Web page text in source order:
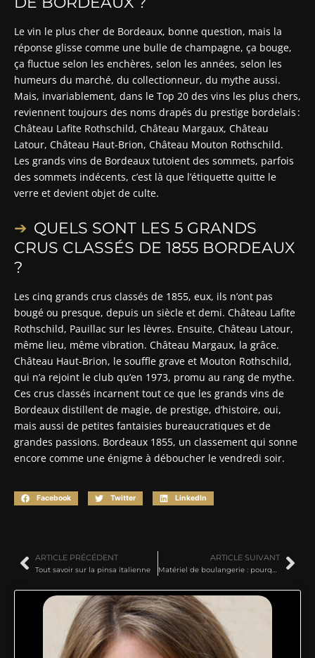
Le vin le plus cher de Bordeaux, bonne question, mais la
réponse glisse comme une bulle de champagne, ça bouge,
ça fluctue selon les enchères, selon les années, selon les
humeurs du marché, du collectionneur, du mythe aussi.
Mais, invariablement, dans le Top 20 des vins les plus chers,
reviennent toujours des noms drapés du prestige bordelais :
Château Lafite Rothschild, Château Margaux, Château
Latour, Château Haut-Brion, Château Mouton Rothschild.
Les grands vins de Bordeaux tutoient des sommets, parfois
des sommets indécents, c’est là que l’étiquette quitte le
verre et devient objet de culte.
QUELS SONT LES 5 GRANDS
CRUS CLASSÉS DE 1855 BORDEAUX
?
Les cinq grands crus classés de 1855, eux, ils n’ont pas
bougé ou presque, depuis un siècle et demi. Château Lafite
Rothschild, Pauillac sur les lèvres. Ensuite, Château Latour,
même lieu, même vibration. Château Margaux, la grâce.
Château Haut-Brion, le souffle grave et Mouton Rothschild,
qui n’a rejoint le club qu’en 1973, promu au rang de mythe.
Ces crus classés incarnent tout ce que les grands vins de
Bordeaux distillent de magie, de prestige, d’histoire, oui,
mais aussi de petites fantaisies bureaucratiques et de
grandes passions. Bordeaux 1855, un classement qui sonne
encore comme une énigme à déboucher le vendredi soir.
Facebook Twitter LinkedIn
ARTICLE PRÉCÉDENT
Tout savoir sur la pinsa italienne
ARTICLE SUIVANT